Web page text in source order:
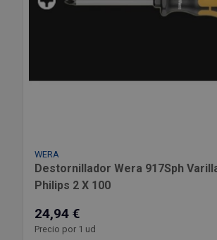
WERA
Destornillador Wera 917Sph
Philips 2 X 100
24,94 €
Precio por 1 ud